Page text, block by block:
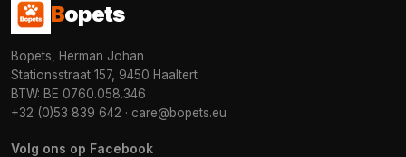
Bopets
Bopets, Herman Johan
Stationsstraat 157, 9450 Haaltert
BTW: BE 0760.058.346
+32 (0)53 839 642 · care@bopets.eu
Volg ons op Facebook